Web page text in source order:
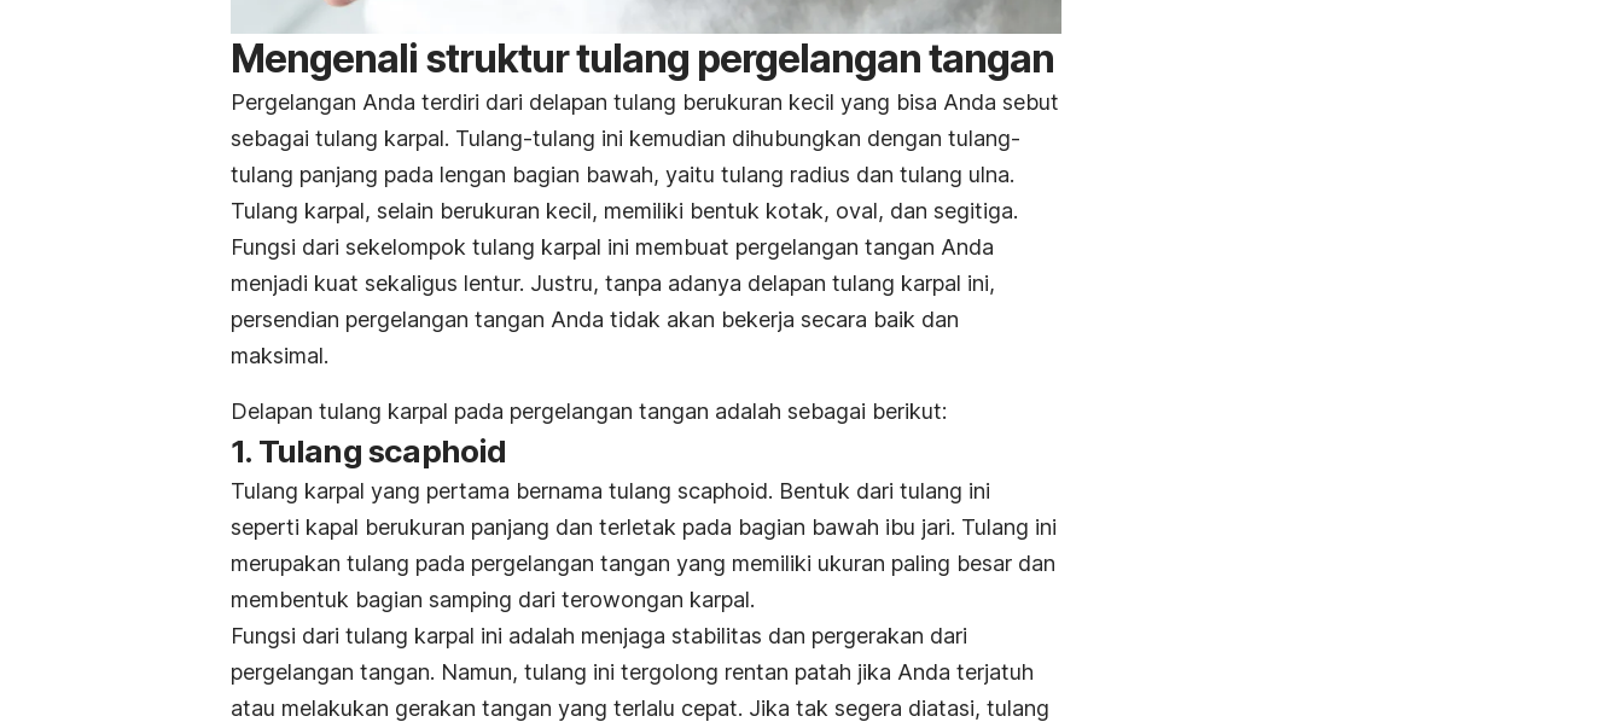
Mengenali struktur tulang pergelangan tangan
Pergelangan Anda terdiri dari delapan tulang berukuran kecil yang bisa Anda sebut
sebagai tulang karpal. Tulang-tulang ini kemudian dihubungkan dengan tulang-
tulang panjang pada lengan bagian bawah, yaitu tulang radius dan tulang ulna.
Tulang karpal, selain berukuran kecil, memiliki bentuk kotak, oval, dan segitiga.
Fungsi dari sekelompok tulang karpal ini membuat pergelangan tangan Anda
menjadi kuat sekaligus lentur. Justru, tanpa adanya delapan tulang karpal ini,
persendian pergelangan tangan Anda tidak akan bekerja secara baik dan
maksimal.
Delapan tulang karpal pada pergelangan tangan adalah sebagai berikut:
1. Tulang scaphoid
Tulang karpal yang pertama bernama tulang scaphoid. Bentuk dari tulang ini
seperti kapal berukuran panjang dan terletak pada bagian bawah ibu jari. Tulang ini
merupakan tulang pada pergelangan tangan yang memiliki ukuran paling besar dan
membentuk bagian samping dari terowongan karpal.
Fungsi dari tulang karpal ini adalah menjaga stabilitas dan pergerakan dari
pergelangan tangan. Namun, tulang ini tergolong rentan patah jika Anda terjatuh
atau melakukan gerakan tangan yang terlalu cepat. Jika tak segera diatasi, tulang